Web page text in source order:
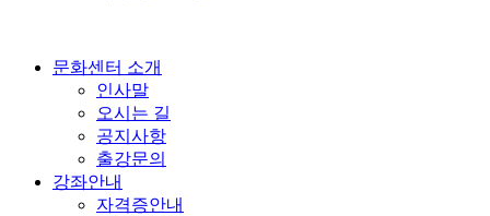
문화센터 소개
인사말
오시는 길
공지사항
출강문의
강좌안내
자격증안내